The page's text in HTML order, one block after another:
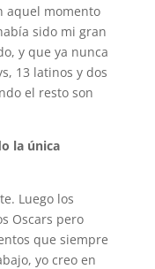
aquel momento
sido mi gran
y que ya nunca
13 latinos y dos
el resto son
la única
Luego los
Oscars pero
que siempre
yo creo en